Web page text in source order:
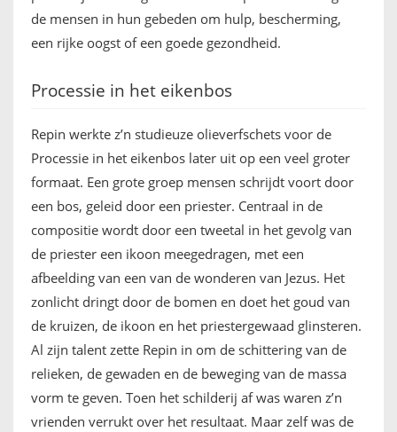
de mensen in hun gebeden om hulp, bescherming,
een rijke oogst of een goede gezondheid.
Processie in het eikenbos
Repin werkte z’n studieuze olieverfschets voor de
Processie in het eikenbos later uit op een veel groter
formaat. Een grote groep mensen schrijdt voort door
een bos, geleid door een priester. Centraal in de
compositie wordt door een tweetal in het gevolg van
de priester een ikoon meegedragen, met een
afbeelding van een van de wonderen van Jezus. Het
zonlicht dringt door de bomen en doet het goud van
de kruizen, de ikoon en het priestergewaad glinsteren.
Al zijn talent zette Repin in om de schittering van de
relieken, de gewaden en de beweging van de massa
vorm te geven. Toen het schilderij af was waren z’n
vrienden verrukt over het resultaat. Maar zelf was de